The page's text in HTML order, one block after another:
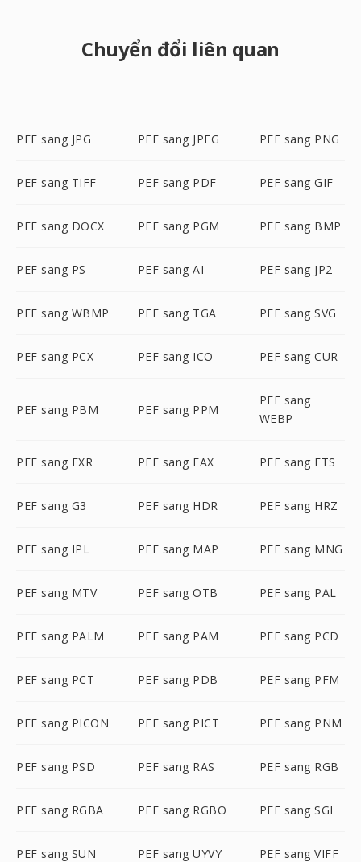
Chuyển đổi liên quan
PEF sang JPG PEF sang JPEG PEF sang PNG
PEF sang TIFF PEF sang PDF PEF sang GIF
PEF sang DOCX PEF sang PGM PEF sang BMP
PEF sang PS PEF sang AI PEF sang JP2
PEF sang WBMP PEF sang TGA PEF sang SVG
PEF sang PCX PEF sang ICO PEF sang CUR
PEF sang PBM PEF sang PPM
PEF sang
WEBP
PEF sang EXR PEF sang FAX PEF sang FTS
PEF sang G3 PEF sang HDR PEF sang HRZ
PEF sang IPL PEF sang MAP PEF sang MNG
PEF sang MTV PEF sang OTB PEF sang PAL
PEF sang PALM PEF sang PAM PEF sang PCD
PEF sang PCT PEF sang PDB PEF sang PFM
PEF sang PICON PEF sang PICT PEF sang PNM
PEF sang PSD PEF sang RAS PEF sang RGB
PEF sang RGBA PEF sang RGBO PEF sang SGI
PEF sang SUN PEF sang UYVY PEF sang VIFF